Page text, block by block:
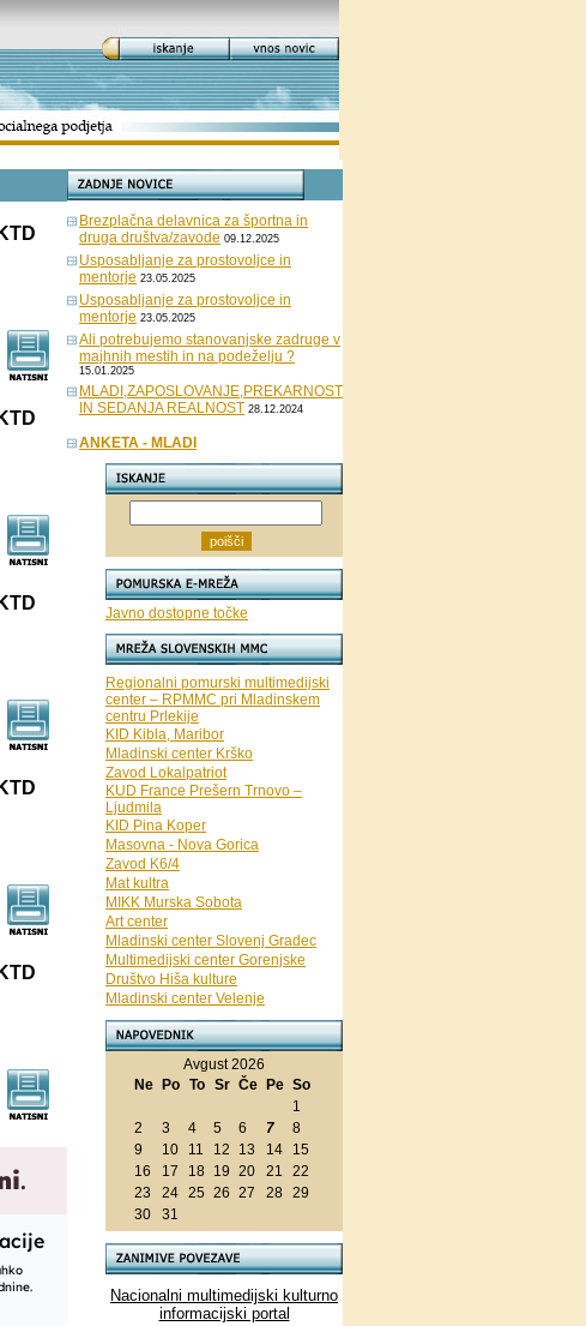
Brezplačna delavnica za športna in
druga društva/zavode 09.12.2025
Usposabljanje za prostovoljce in
mentorje 23.05.2025
Usposabljanje za prostovoljce in
mentorje 23.05.2025
Ali potrebujemo stanovanjske zadruge v
majhnih mestih in na podeželju ?
15.01.2025
MLADI,ZAPOSLOVANJE,PREKARNOST
IN SEDANJA REALNOST 28.12.2024
ANKETA - MLADI
Javno dostopne točke
Regionalni pomurski multimedijski
center – RPMMC pri Mladinskem
centru Prlekije
KID Kibla, Maribor
Mladinski center Krško
Zavod Lokalpatriot
KUD France Prešern Trnovo –
Ljudmila
KID Pina Koper
Masovna - Nova Gorica
Zavod K6/4
Mat kultra
MIKK Murska Sobota
Art center
Mladinski center Slovenj Gradec
Multimedijski center Gorenjske
Društvo Hiša kulture
Mladinski center Velenje
Avgust 2026
Ne
Po To Sr Če Pe So
1
2
3 4 5 6 7
8
9
10 11 12 13 14
15
16
17 18 19 20 21
22
23
24 25 26 27 28 29
30
31
Nacionalni multimedijski kulturno
informacijski portal